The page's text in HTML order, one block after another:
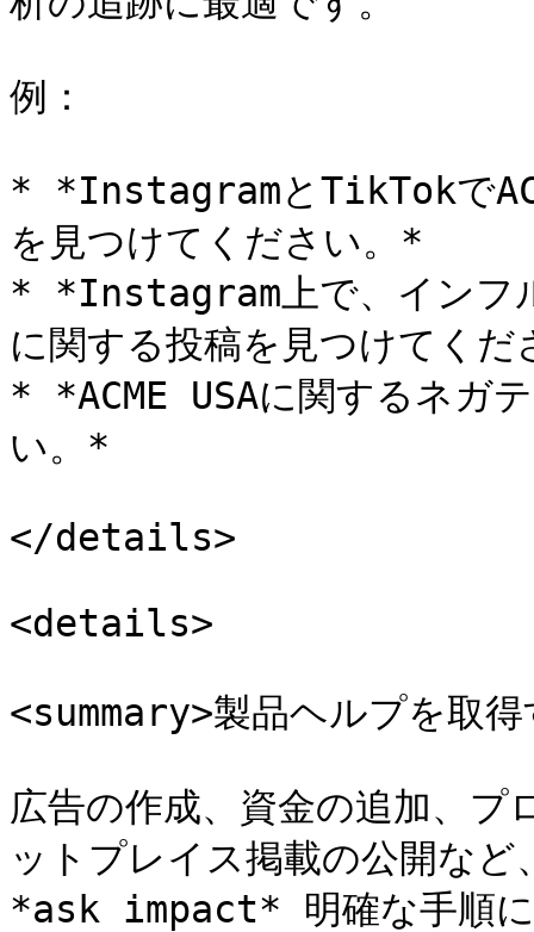
例：
* *InstagramとTikTokで
を見つけてください。*
* *Instagram上で、インフ
に関する投稿を見つけてくだ
* *ACME USAに関するネガ
い。*
</details>
<details>
<summary>製品ヘルプを取
広告の作成、資金の追加、
ットプレイス掲載の公開な
*ask impact* 明確な手順に